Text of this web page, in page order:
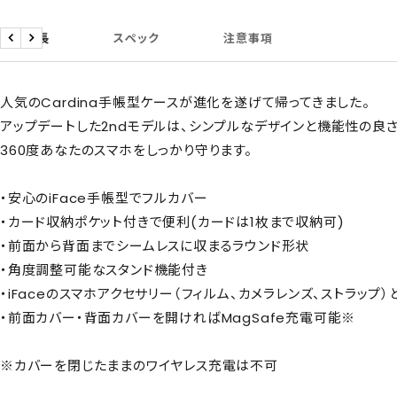
商品特長 スペック 注意事項
戻 次
人気のCardina手帳型ケースが進化を遂げて帰ってきました。
アップデートした2ndモデルは、シンプルなデザインと機能性の良
360度あなたのスマホをしっかり守ります。
・安心のiFace手帳型でフルカバー
・カード収納ポケット付きで便利(カードは1枚まで収納可)
・前面から背面までシームレスに収まるラウンド形状
・角度調整可能なスタンド機能付き
・iFaceのスマホアクセサリー（フィルム、カメラレンズ、ストラップ
・前面カバー・背面カバーを開ければMagSafe充電可能※
※カバーを閉じたままのワイヤレス充電は不可